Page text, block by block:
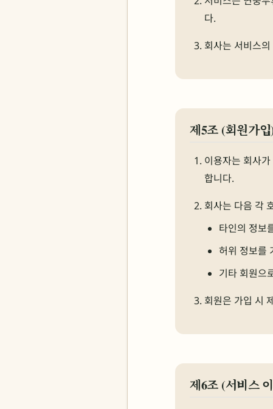
다.
회사는 서비스
제5조 (회원가
이용자는 회사
합니다.
회사는 다음 각
타인의 정보
허위 정보를
기타 회원으
회원은 가입 시
제6조 (서비스